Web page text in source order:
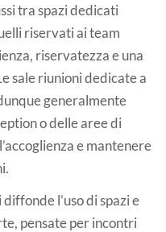
tra spazi dedicati
riservati ai team
riservatezza e una
sale riunioni dedicate a
generalmente
o delle aree di
e mantenere
l’uso di spazi e
pensate per incontri